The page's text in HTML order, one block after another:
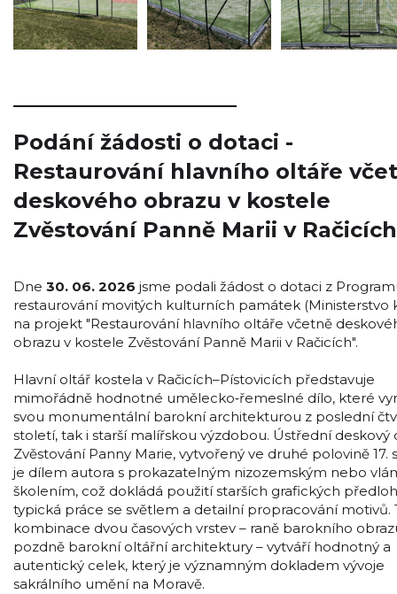
Podání žádosti o dotaci -
Restaurování hlavního oltáře
deskového obrazu v kostele
Zvěstování Panně Marii v Račicích
Dne 30. 06. 2026 jsme podali žádost o dotaci z
restaurování movitých kulturních památek (Ministerstvo
na projekt "Restaurování hlavního oltáře včetně
obrazu v kostele Zvěstování Panně Marii v Račicích".
Hlavní oltář kostela v Račicích–Pístovicích představuje
mimořádně hodnotné umělecko‑řemeslné dílo, které
svou monumentální barokní architekturou z poslední
století, tak i starší malířskou výzdobou. Ústřední deskový
Zvěstování Panny Marie, vytvořený ve druhé polovině 17.
je dílem autora s prokazatelným nizozemským nebo
školením, což dokládá použití starších grafických
typická práce se světlem a detailní propracování motivů.
kombinace dvou časových vrstev – raně barokního
pozdně barokní oltářní architektury – vytváří hodnotný a
autentický celek, který je významným dokladem vývoje
sakrálního umění na Moravě.